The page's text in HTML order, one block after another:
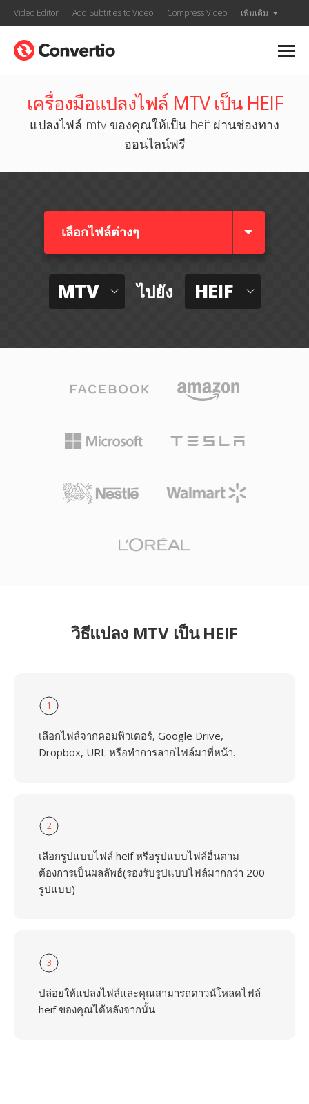
Video Editor Add Subtitles to Video Compress Video เพิ่มเติม
เครื่องมือแปลงไฟล์ MTV เป็น HEIF
แปลงไฟล์ mtv ของคุณให้เป็น heif ผ่านช่องทาง
ออนไลน์ฟรี
เลือกไฟล์ต่างๆ​
MTV ไปยัง HEIF
วิธีแปลง MTV เป็น HEIF
1
เลือกไฟล์จากคอมพิวเตอร์, Google Drive,
Dropbox, URL หรือทำการลากไฟล์มาที่หน้า.
2
เลือกรูปแบบไฟล์ heif หรือรูปแบบไฟล์อื่นตาม
ต้องการเป็นผลลัพธ์(รองรับรูปแบบไฟล์มากกว่า 200
รูปแบบ)
3
ปล่อยให้แปลงไฟล์และคุณสามารถดาวน์โหลดไฟล์
heif ของคุณได้หลังจากนั้น